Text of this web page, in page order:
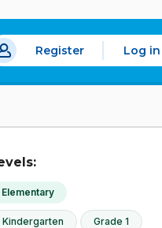
Register Log in
Elementary
Kindergarten Grade 1